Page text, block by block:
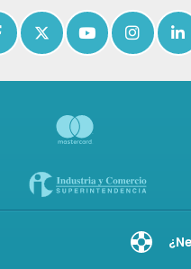
of facebook-f
Icon of x-twitter
Icon ofIcon of